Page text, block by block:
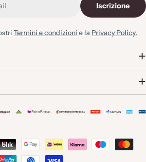
Iscrizione
Termini e condizioni e la Privacy Policy.